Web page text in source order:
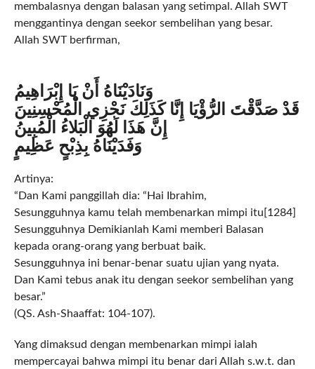
membalasnya dengan balasan yang setimpal. Allah SWT
menggantinya dengan seekor sembelihan yang besar.
Allah SWT berfirman,
وَنَادَيْنَاهُ أَنْ يَا إِبْرَاهِيمُ
قَدْ صَدَّقْتَ الرُّؤْيَا إِنَّا كَذَلِكَ نَجْزِي الْمُحْسِنِينَ
إِنَّ هَذَا لَهُوَ الْبَلاءُ الْمُبِينُ
وَفَدَيْنَاهُ بِذِبْحٍ عَظِيمٍ
Artinya:
“Dan Kami panggillah dia: “Hai Ibrahim,
Sesungguhnya kamu telah membenarkan mimpi itu[1284]
Sesungguhnya Demikianlah Kami memberi Balasan
kepada orang-orang yang berbuat baik.
Sesungguhnya ini benar-benar suatu ujian yang nyata.
Dan Kami tebus anak itu dengan seekor sembelihan yang
besar.”
(QS. Ash-Shaaffat: 104-107).
Yang dimaksud dengan membenarkan mimpi ialah
mempercayai bahwa mimpi itu benar dari Allah s.w.t. dan